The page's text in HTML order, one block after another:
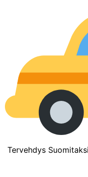
Tervehdys